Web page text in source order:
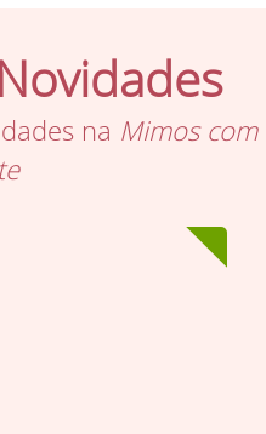
Novidades
na Mimos com